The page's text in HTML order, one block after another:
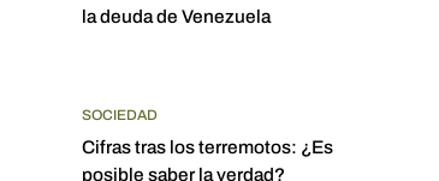
la deuda de Venezuela
SOCIEDAD
Cifras tras los terremotos: ¿Es
posible saber la verdad?